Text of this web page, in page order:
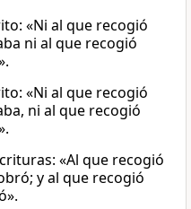
«Ni al que recogió
ni al que recogió
«Ni al que recogió
ni al que recogió
«Al que recogió
y al que recogió